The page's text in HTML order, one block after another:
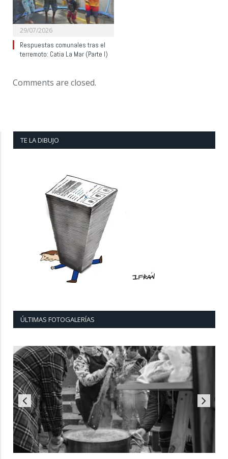
29/07/2026
Respuestas comunales tras el
terremoto: Catia La Mar (Parte I)
Comments are closed.
TE LA DIBUJO
ÚLTIMAS FOTOGALERÍAS